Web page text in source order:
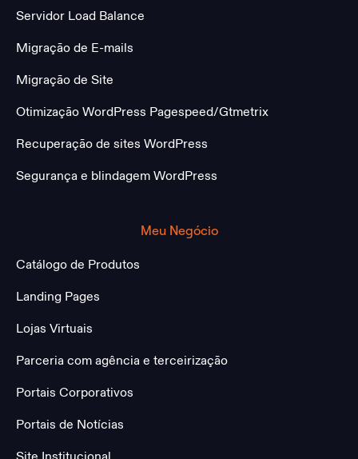
Servidor Load Balance
Migração de E-mails
Migração de Site
Otimização WordPress Pagespeed/Gtmetrix
Recuperação de sites WordPress
Segurança e blindagem WordPress
Meu Negócio
Catálogo de Produtos
Landing Pages
Lojas Virtuais
Parceria com agência e terceirização
Portais Corporativos
Portais de Notícias